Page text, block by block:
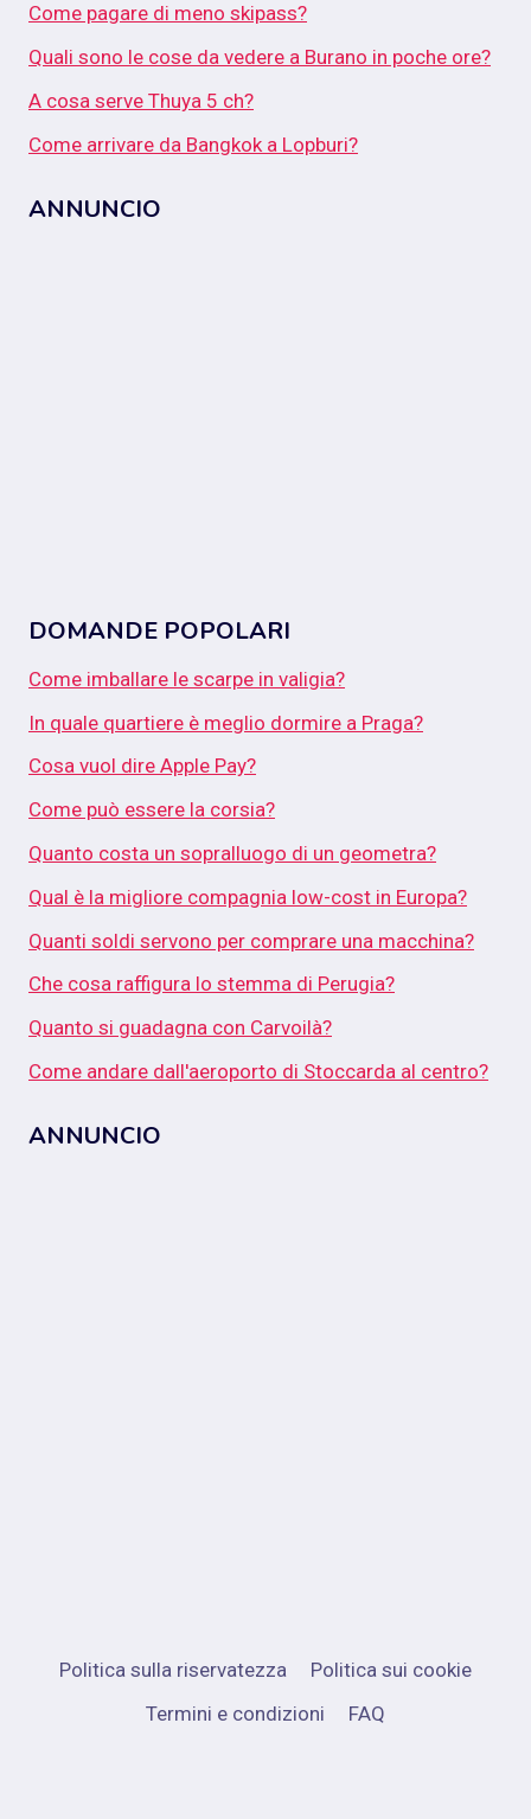
Come pagare di meno skipass?
Quali sono le cose da vedere a Burano in poche ore?
A cosa serve Thuya 5 ch?
Come arrivare da Bangkok a Lopburi?
ANNUNCIO
DOMANDE POPOLARI
Come imballare le scarpe in valigia?
In quale quartiere è meglio dormire a Praga?
Cosa vuol dire Apple Pay?
Come può essere la corsia?
Quanto costa un sopralluogo di un geometra?
Qual è la migliore compagnia low-cost in Europa?
Quanti soldi servono per comprare una macchina?
Che cosa raffigura lo stemma di Perugia?
Quanto si guadagna con Carvoilà?
Come andare dall'aeroporto di Stoccarda al centro?
ANNUNCIO
Politica sulla riservatezza
Politica sui cookie
Termini e condizioni
FAQ